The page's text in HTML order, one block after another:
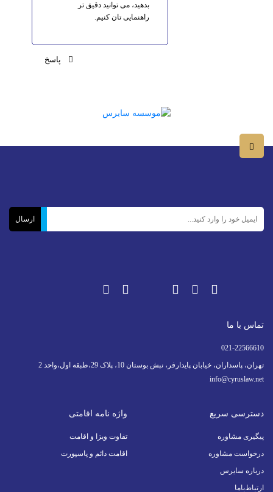
بدهید، می توانید دقیق تر
راهنمایی تان کنیم.
پاسخ
تماس با ما
021-22566610
تهران، پاسداران، خیابان پایدارفر، نبش بوستان 10، پلاک 29،طبقه اول،واحد 2
info@cyruslaw.net
دسترسی سریع
پیگیری مشاوره
درخواست مشاوره
درباره سایرس
ارتباط‌با‌ما
واژه نامه اقامتی
تفاوت ویزا و اقامت
اقامت دائم و پاسپورت